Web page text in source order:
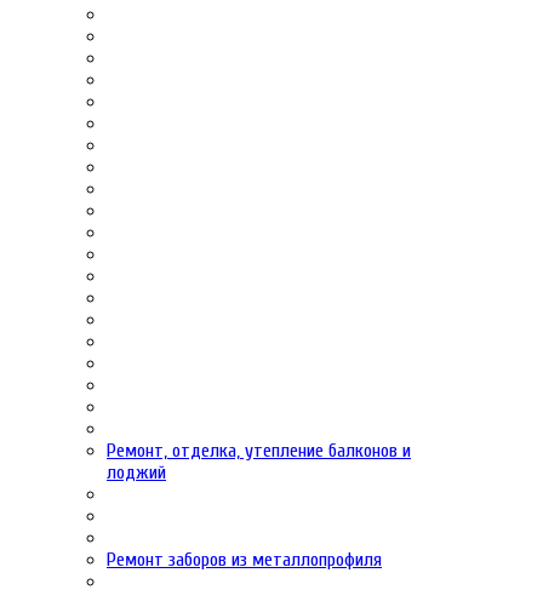
Ремонт, отделка, утепление балконов и
лоджий
Ремонт заборов из металлопрофиля